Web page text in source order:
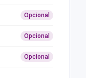
Opcional
Opcional
Opcional